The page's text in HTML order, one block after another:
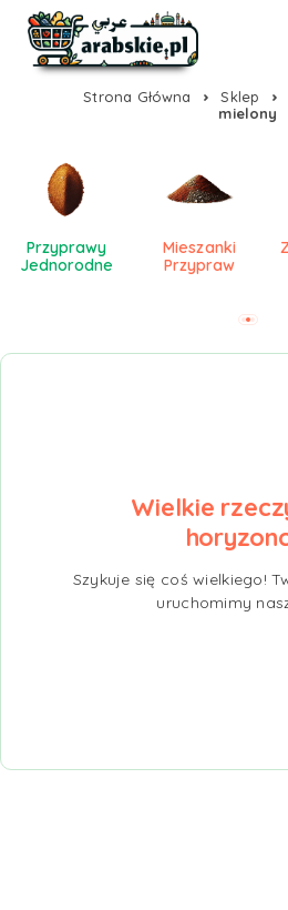
Strona Główna Sklep
mielony
Przyprawy
Jednorodne
Mieszanki
Przypraw
Wielkie
Szykuje się coś wielkiego!
uruchomimy